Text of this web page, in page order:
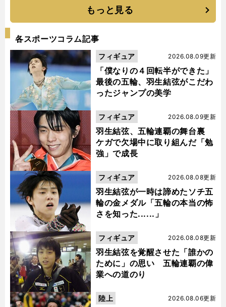
もっと見る
各スポーツコラム記事
「僕なりの４回転半ができた」
最後の五輪、羽生結弦がこだわ
ったジャンプの美学
2026.08.09更新
フィギュア
羽生結弦、五輪連覇の舞台裏
ケガで欠場中に取り組んだ「勉
強」で成長
2026.08.09更新
フィギュア
羽生結弦が一時は諦めたソチ五
輪の金メダル「五輪の本当の怖
さを知った......」
2026.08.08更新
フィギュア
羽生結弦を覚醒させた「誰かの
ために」の思い 五輪連覇の偉
業への道のり
2026.08.08更新
フィギュア
2026.08.06更新
陸上